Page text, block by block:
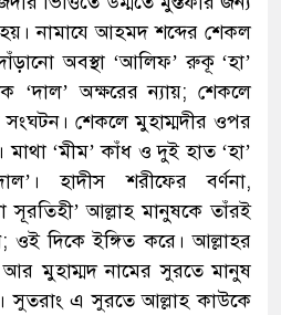
নামাযে আহমদ শব্দের শেকল
অবস্থা ‘আলিফ’ রুকূ ‘হা’
‘দাল’ অক্ষরের ন্যায়; শেকলে
শেকলে মুহাম্মদীর ওপর
‘মীম’ কাঁধ ও দুই হাত ‘হা’
হাদীস শরীফের বর্ণনা,
সূরতিহী’ আল্লাহ মানুষকে তাঁরই
দিকে ইঙ্গিত করে। আল্লাহর
মুহাম্মদ নামের সুরতে মানুষ
সুতরাং এ সুরতে আল্লাহ কাউকে